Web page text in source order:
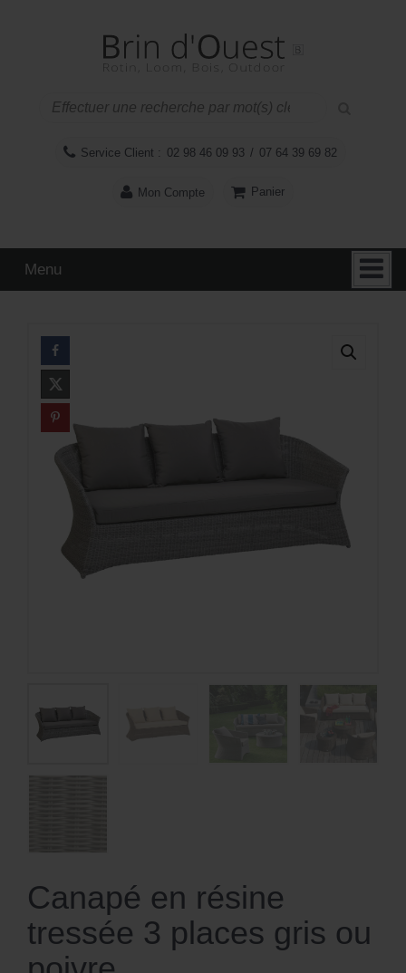
Service Client : 02 98 46 09 93 / 07 64 39 69 82
Mon Compte Panier
Menu
Canapé en résine
tressée 3 places gris ou